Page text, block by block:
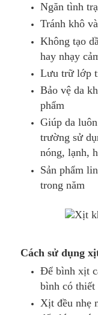
Ngăn tình
Tránh khô
Không tạo
hay nhạy
Lưu trữ lớp
Bảo vệ da
phẩm
Giúp da
trường sử
nóng, lạnh,
Sản phẩm
trong năm
Cách sử dụng
Để bình xịt
bình có
Xịt đều nhẹ